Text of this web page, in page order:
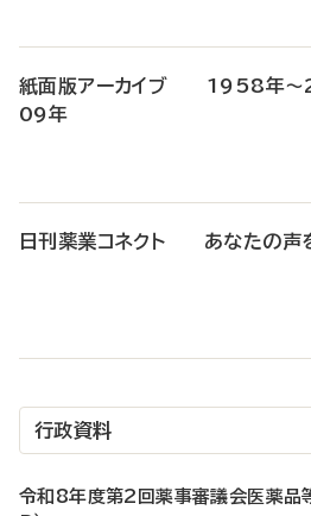
紙面版アーカイブ 1958年～
09年
日刊薬業コネクト あなたの声
行政資料
令和8年度第2回薬事審議会医薬品